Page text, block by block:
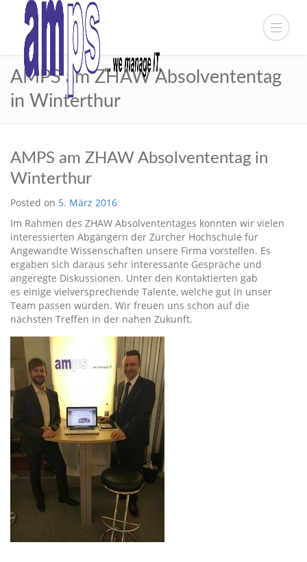
AMPS am ZHAW Absolvententag
in Winterthur
AMPS am ZHAW Absolvententag in
Winterthur
Posted on 5. März 2016
Im Rahmen des ZHAW Absolvententages konnten wir vielen
interessierten Abgängern der Zürcher Hochschule für
Angewandte Wissenschaften unsere Firma vorstellen. Es
ergaben sich daraus sehr interessante Gespräche und
angeregte Diskussionen. Unter den Kontaktierten gab
es einige vielversprechende Talente, welche gut in unser
Team passen würden. Wir freuen uns schon auf die
nächsten Treffen in der nahen Zukunft.